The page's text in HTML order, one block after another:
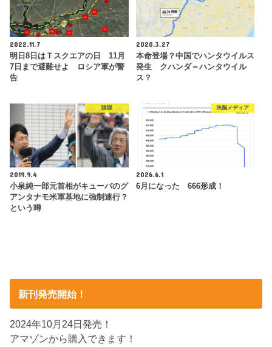
2022.11.7
明日8日はＴスクエアの日 11月
7日まで避難せよ ロシア軍が警
告
2020.3.27
本命登場？中国でハンタウイルス
発生 クハンダ＝ハンタウイル
ス？
陰謀
2019.9.4
小泉純一郎元首相がキューバのグ
アンタナモ米軍基地に強制連行？
という噂
洗脳メディア
2026.6.1
6月になった 666形成！
新刊発売開始！
2024年10月24日発売！
アマゾンから購入できます！